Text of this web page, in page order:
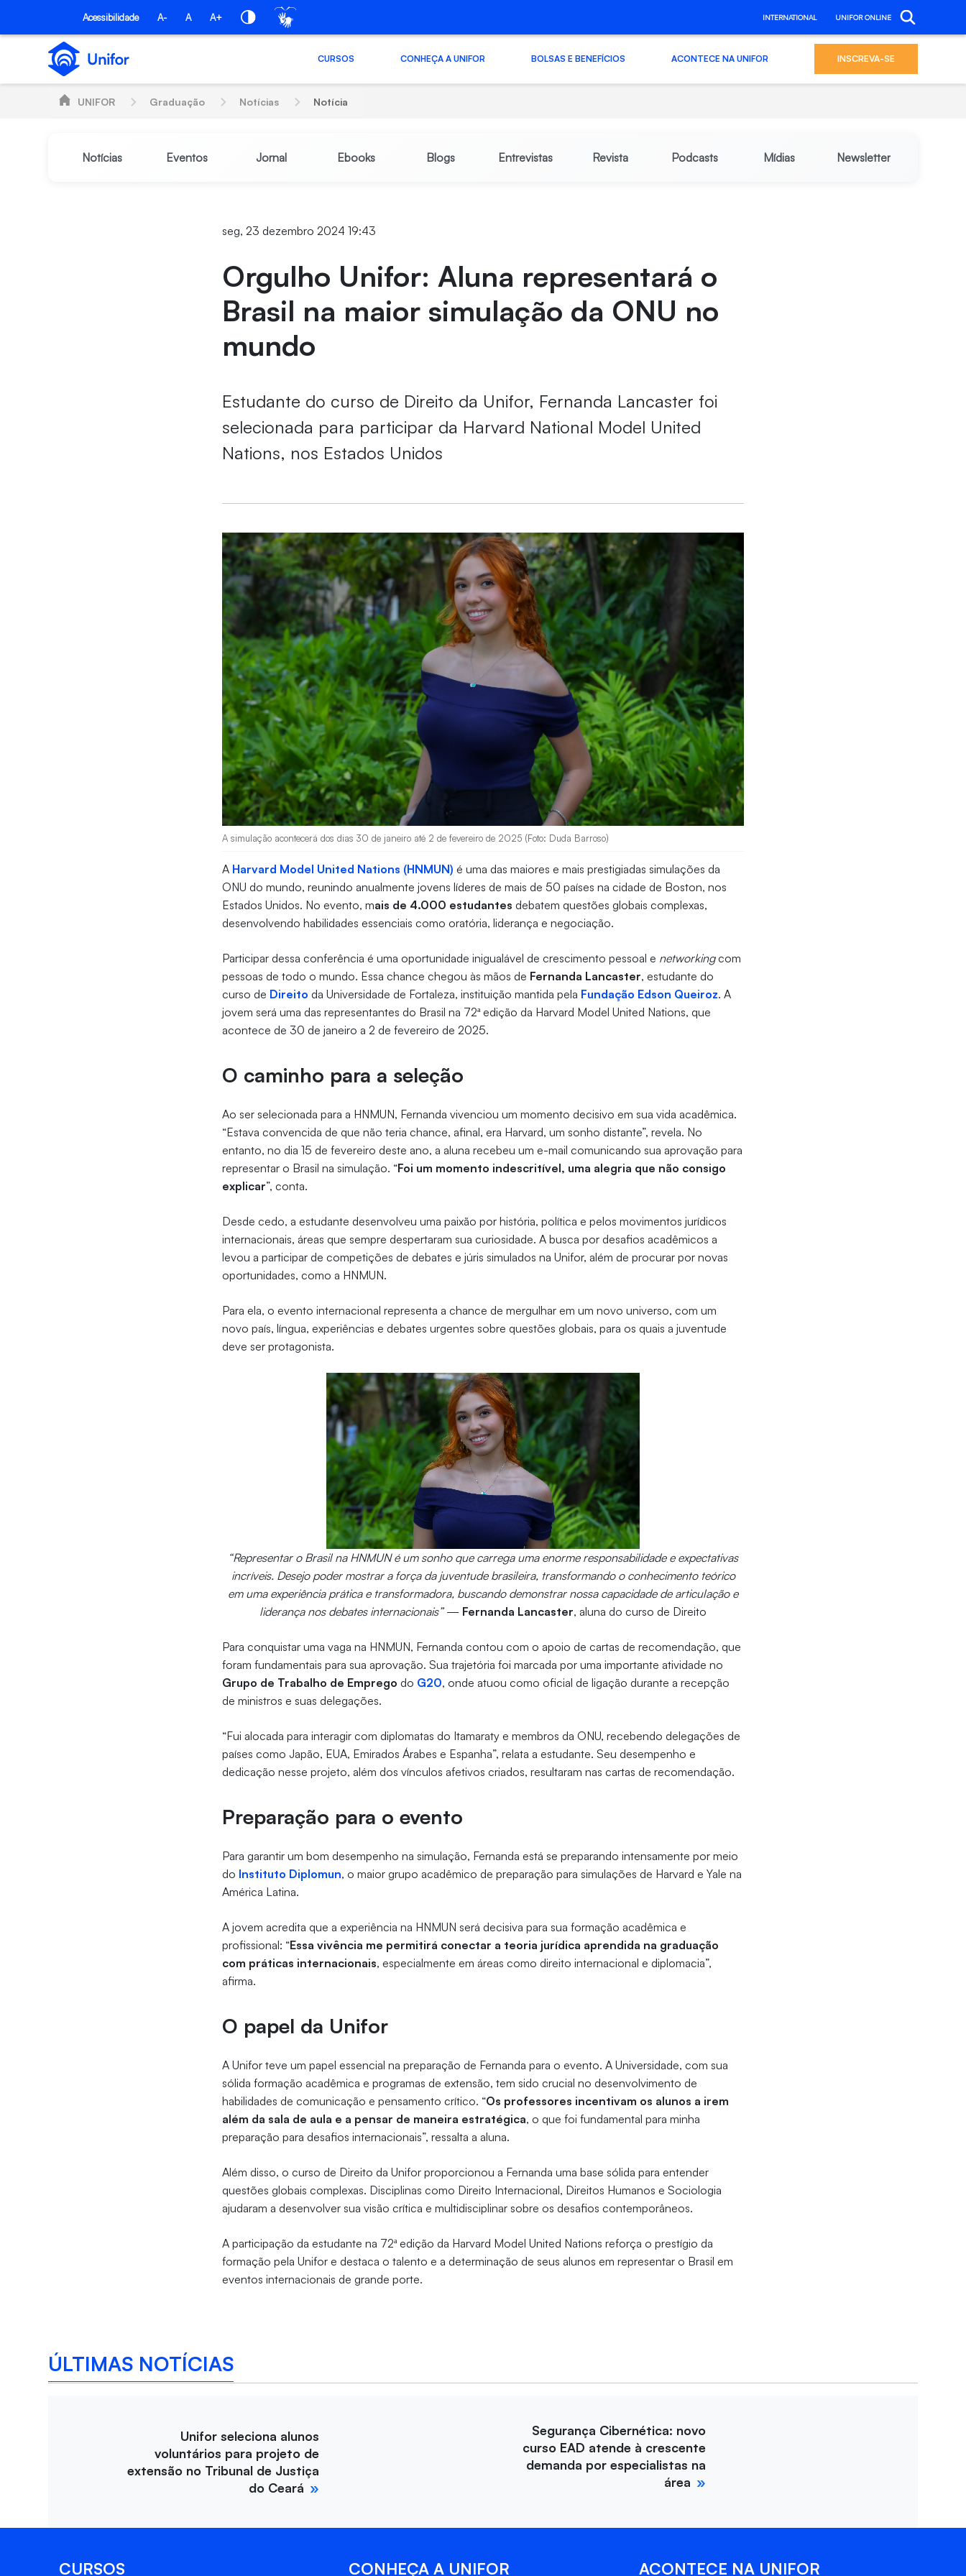
Pular para o Conteúdo principal
Acessibilidade A- A A+ INTERNATIONAL UNIFOR ONLINE
CURSOS CONHEÇA A UNIFOR BOLSAS E BENEFÍCIOS ACONTECE NA UNIFOR INSCREVA-SE
UNIFOR Graduação Notícias Notícia
Notícias Eventos Jornal Ebooks Blogs Entrevistas Revista Podcasts Mídias Newsletter
seg, 23 dezembro 2024 19:43
Orgulho Unifor: Aluna representará o
Brasil na maior simulação da ONU no
mundo
Estudante do curso de Direito da Unifor, Fernanda Lancaster foi
selecionada para participar da Harvard National Model United
Nations, nos Estados Unidos
A simulação acontecerá dos dias 30 de janeiro até 2 de fevereiro de 2025 (Foto: Duda Barroso)
A Harvard Model United Nations (HNMUN) é uma das maiores e mais prestigiadas simulações da
ONU do mundo, reunindo anualmente jovens líderes de mais de 50 países na cidade de Boston, nos
Estados Unidos. No evento, mais de 4.000 estudantes debatem questões globais complexas,
desenvolvendo habilidades essenciais como oratória, liderança e negociação.
Participar dessa conferência é uma oportunidade inigualável de crescimento pessoal e networkingcom
pessoas de todo o mundo. Essa chance chegou às mãos de Fernanda Lancaster, estudante do
curso de Direito da Universidade de Fortaleza, instituição mantida pela Fundação Edson Queiroz. A
jovem será uma das representantes do Brasil na 72ª edição da Harvard Model United Nations, que
acontece de 30 de janeiro a 2 de fevereiro de 2025.
O caminho para a seleção
Ao ser selecionada para a HNMUN, Fernanda vivenciou um momento decisivo em sua vida acadêmica.
“Estava convencida de que não teria chance, afinal, era Harvard, um sonho distante”, revela. No
entanto, no dia 15 de fevereiro deste ano, a aluna recebeu um e-mail comunicando sua aprovação para
representar o Brasil na simulação. “Foi um momento indescritível, uma alegria que não consigo
explicar”, conta.
Desde cedo, a estudante desenvolveu uma paixão por história, política e pelos movimentos jurídicos
internacionais, áreas que sempre despertaram sua curiosidade. A busca por desafios acadêmicos a
levou a participar de competições de debates e júris simulados na Unifor, além de procurar por novas
oportunidades, como a HNMUN.
Para ela, o evento internacional representa a chance de mergulhar em um novo universo, com um
novo país, língua, experiências e debates urgentes sobre questões globais, para os quais a juventude
deve ser protagonista.
“Representar o Brasil na HNMUN é um sonho que carrega uma enorme responsabilidade e expectativas
incríveis. Desejo poder mostrar a força da juventude brasileira, transformando o conhecimento teórico
em uma experiência prática e transformadora, buscando demonstrar nossa capacidade de articulação e
liderança nos debates internacionais”— Fernanda Lancaster, aluna do curso de Direito
Para conquistar uma vaga na HNMUN, Fernanda contou com o apoio de cartas de recomendação, que
foram fundamentais para sua aprovação. Sua trajetória foi marcada por uma importante atividade no
Grupo de Trabalho de Emprego do G20, onde atuou como oficial de ligação durante a recepção
de ministros e suas delegações.
“Fui alocada para interagir com diplomatas do Itamaraty e membros da ONU, recebendo delegações de
países como Japão, EUA, Emirados Árabes e Espanha”, relata a estudante. Seu desempenho e
dedicação nesse projeto, além dos vínculos afetivos criados, resultaram nas cartas de recomendação.
Preparação para o evento
Para garantir um bom desempenho na simulação, Fernanda está se preparando intensamente por meio
do Instituto Diplomun, o maior grupo acadêmico de preparação para simulações de Harvard e Yale na
América Latina.
A jovem acredita que a experiência na HNMUN será decisiva para sua formação acadêmica e
profissional: “Essa vivência me permitirá conectar a teoria jurídica aprendida na graduação
com práticas internacionais, especialmente em áreas como direito internacional e diplomacia”,
afirma.
O papel da Unifor
A Unifor teve um papel essencial na preparação de Fernanda para o evento. A Universidade, com sua
sólida formação acadêmica e programas de extensão, tem sido crucial no desenvolvimento de
habilidades de comunicação e pensamento crítico. “Os professores incentivam os alunos a irem
além da sala de aula e a pensar de maneira estratégica, o que foi fundamental para minha
preparação para desafios internacionais”, ressalta a aluna.
Além disso, o curso de Direito da Unifor proporcionou a Fernanda uma base sólida para entender
questões globais complexas. Disciplinas como Direito Internacional, Direitos Humanos e Sociologia
ajudaram a desenvolver sua visão crítica e multidisciplinar sobre os desafios contemporâneos.
A participação da estudante na 72ª edição da Harvard Model United Nations reforça o prestígio da
formação pela Unifor e destaca o talento e a determinação de seus alunos em representar o Brasil em
eventos internacionais de grande porte.
ÚLTIMAS NOTÍCIAS
Unifor seleciona alunos
voluntários para projeto de
extensão no Tribunal de Justiça
do Ceará
Segurança Cibernética: novo
curso EAD atende à crescente
demanda por especialistas na
área
CURSOS CONHEÇA A UNIFOR ACONTECE NA UNIFOR